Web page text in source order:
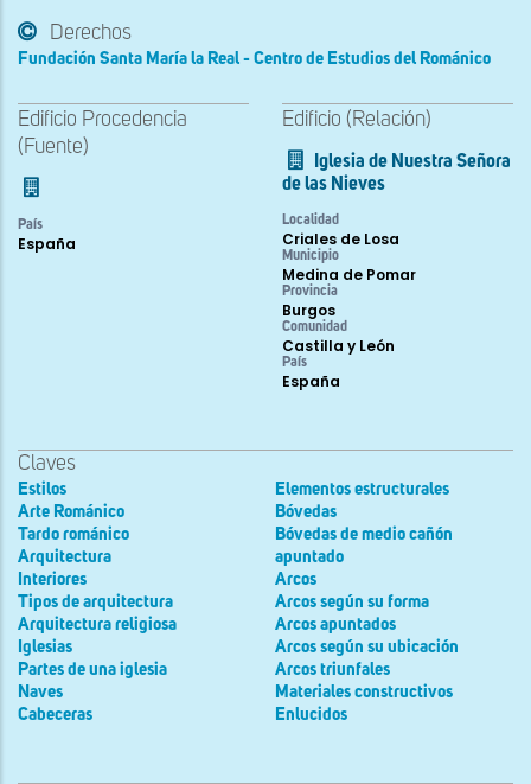
Derechos
Fundación Santa María la Real - Centro de Estudios del Románico
Edificio Procedencia
(Fuente)
País
España
Edificio (Relación)
Iglesia de Nuestra Señora
de las Nieves
Localidad
Criales de Losa
Municipio
Medina de Pomar
Provincia
Burgos
Comunidad
Castilla y León
País
España
Claves
Estilos
Arte Románico
Tardo románico
Arquitectura
Interiores
Tipos de arquitectura
Arquitectura religiosa
Iglesias
Partes de una iglesia
Naves
Cabeceras
Elementos estructurales
Bóvedas
Bóvedas de medio cañón
apuntado
Arcos
Arcos según su forma
Arcos apuntados
Arcos según su ubicación
Arcos triunfales
Materiales constructivos
Enlucidos